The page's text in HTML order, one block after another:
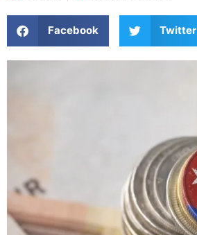
Facebook Twitter